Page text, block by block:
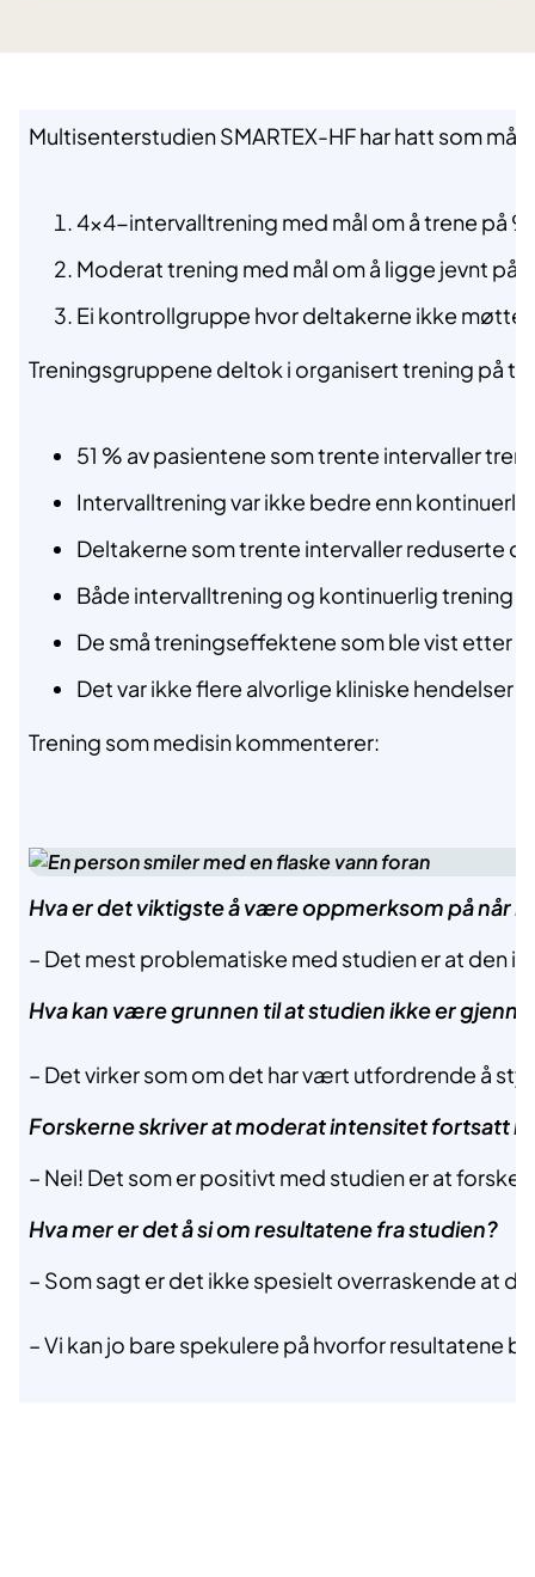
Multisenterstudien SMARTEX-HF har hatt som
4×4-intervalltrening med mål om å trene på
Moderat trening med mål om å ligge jevnt på
Ei kontrollgruppe hvor deltakerne ikke
Treningsgruppene deltok i organisert trening på
51 % av pasientene som trente intervaller
Intervalltrening var ikke bedre enn
Deltakerne som trente intervaller reduserte
Både intervalltrening og kontinuerlig trening
De små treningseffektene som ble vist etter
Det var ikke flere alvorlige kliniske
Trening som medisin kommenterer:
Hva er det viktigste å være oppmerksom på når
– Det mest problematiske med studien er at den
Hva kan være grunnen til at studien ikke er
– Det virker som om det har vært utfordrende å
Forskerne skriver at moderat intensitet fortsatt
– Nei! Det som er positivt med studien er at
Hva mer er det å si om resultatene fra studien?
– Som sagt er det ikke spesielt overraskende at
– Vi kan jo bare spekulere på hvorfor resultatene